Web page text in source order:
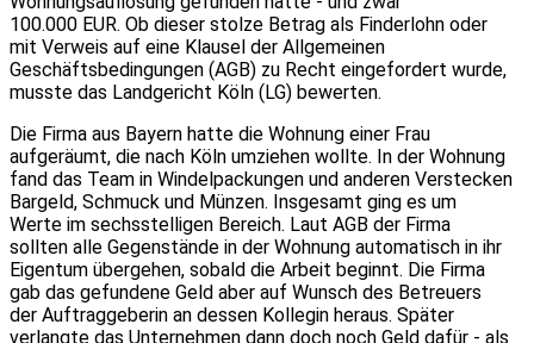
100.000 EUR. Ob dieser stolze Betrag als Finderlohn oder
mit Verweis auf eine Klausel der Allgemeinen
Geschäftsbedingungen (AGB) zu Recht eingefordert wurde,
musste das Landgericht Köln (LG) bewerten.
Die Firma aus Bayern hatte die Wohnung einer Frau
aufgeräumt, die nach Köln umziehen wollte. In der Wohnung
fand das Team in Windelpackungen und anderen Verstecken
Bargeld, Schmuck und Münzen. Insgesamt ging es um
Werte im sechsstelligen Bereich. Laut AGB der Firma
sollten alle Gegenstände in der Wohnung automatisch in ihr
Eigentum übergehen, sobald die Arbeit beginnt. Die Firma
gab das gefundene Geld aber auf Wunsch des Betreuers
der Auftraggeberin an dessen Kollegin heraus. Später
verlangte das Unternehmen dann doch noch Geld dafür - als